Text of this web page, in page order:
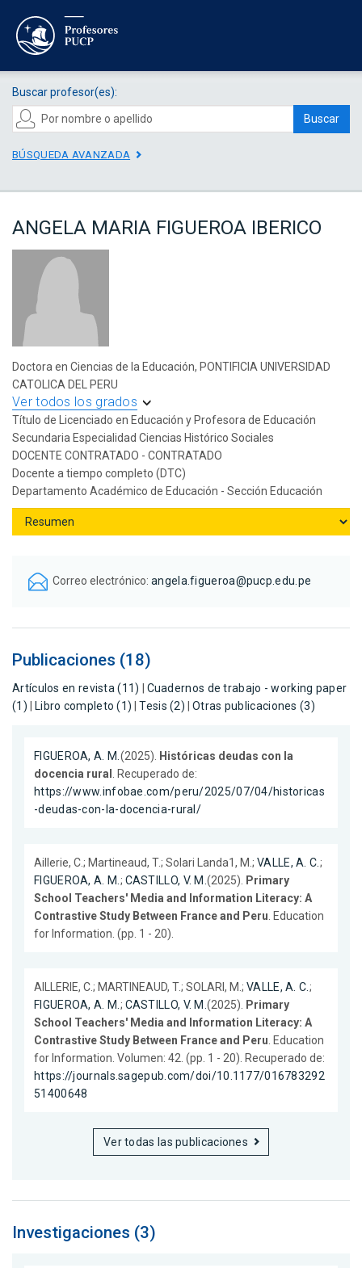
Buscar profesor(es):
Buscar
BÚSQUEDA AVANZADA
ANGELA MARIA FIGUEROA IBERICO
Doctora en Ciencias de la Educación, PONTIFICIA UNIVERSIDAD
CATOLICA DEL PERU
Ver todos los grados
Título de Licenciado en Educación y Profesora de Educación
Secundaria Especialidad Ciencias Histórico Sociales
DOCENTE CONTRATADO - CONTRATADO
Docente a tiempo completo (DTC)
Departamento Académico de Educación - Sección Educación
Correo electrónico: angela.figueroa@pucp.edu.pe
Publicaciones (18)
Artículos en revista (11)
Cuadernos de trabajo - working paper
(1)
Libro completo (1) |Tesis (2) |Otras publicaciones (3)
FIGUEROA, A. M. (2025).
Históricas deudas con la
docencia rural
. Recuperado de:
https://www.infobae.com/peru/2025/07/04/historicas
-deudas-con-la-docencia-rural/
Aillerie, C.; Martineaud, T.; Solari Landa1, M.; VALLE, A. C. ;
FIGUEROA, A. M. ; CASTILLO, V. M. (2025).
Primary
School Teachers' Media and Information Literacy: A
Contrastive Study Between France and Peru . Education
for Information. (pp. 1 - 20).
AILLERIE, C.; MARTINEAUD, T.; SOLARI, M.; VALLE, A. C. ;
FIGUEROA, A. M. ; CASTILLO, V. M. (2025).
Primary
School Teachers' Media and Information Literacy: A
Contrastive Study Between France and Peru . Education
for Information. Volumen: 42. (pp. 1 - 20). Recuperado de:
https://journals.sagepub.com/doi/10.1177/016783292
51400648
Ver todas las publicaciones
Investigaciones (3)